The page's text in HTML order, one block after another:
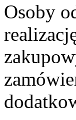
Osoby